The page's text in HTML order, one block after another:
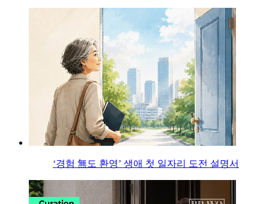
‘경험 無도 환영’ 생애 첫 일자리 도전 설명서